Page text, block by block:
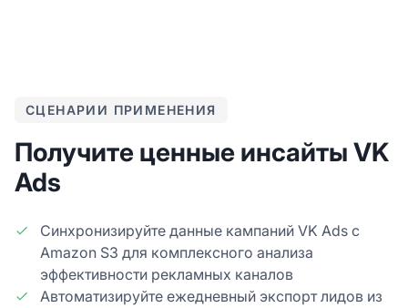
СЦЕНАРИИ ПРИМЕНЕНИЯ
Получите ценные инсайты VK
Ads
Синхронизируйте данные кампаний VK Ads с
Amazon S3 для комплексного анализа
эффективности рекламных каналов
Автоматизируйте ежедневный экспорт лидов из